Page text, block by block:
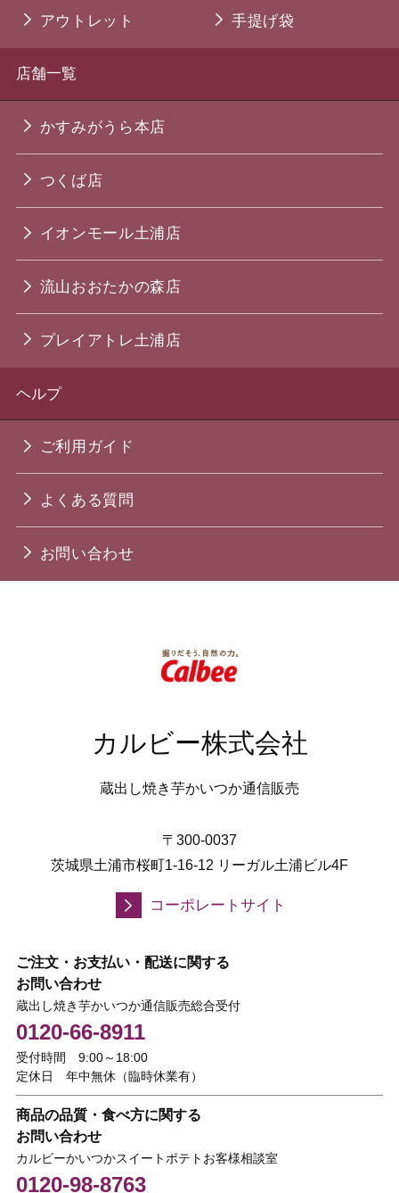
アウトレット 手提げ袋
店舗一覧
かすみがうら本店
つくば店
イオンモール土浦店
流山おおたかの森店
プレイアトレ土浦店
ヘルプ
ご利用ガイド
よくある質問
お問い合わせ
カルビー株式会社
蔵出し焼き芋かいつか通信販売
〒300-0037
茨城県土浦市桜町1-16-12 リーガル土浦ビル4F
コーポレートサイト
ご注文・お支払い・配送に関する
お問い合わせ
蔵出し焼き芋かいつか通信販売総合受付
0120-66-8911
受付時間 9:00～18:00
定休日 年中無休（臨時休業有）
商品の品質・食べ方に関する
お問い合わせ
カルビーかいつかスイートポテトお客様相談室
0120-98-8763